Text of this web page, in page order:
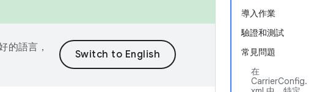
導入作業
驗證和測試
常見問題
在
CarrierConfig.
的語言，